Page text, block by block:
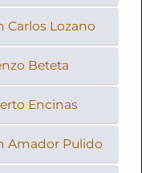
Carlos Lozano
Beteta
Encinas
Amador Pulido